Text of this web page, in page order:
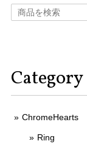
Category
ChromeHearts
Ring